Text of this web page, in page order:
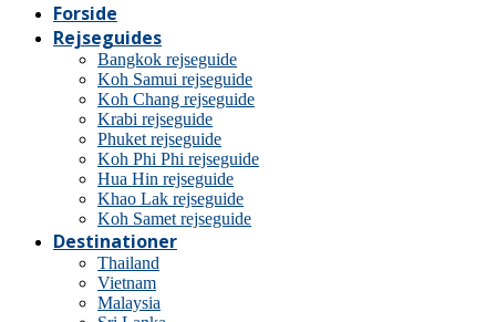
Forside
Rejseguides
Bangkok rejseguide
Koh Samui rejseguide
Koh Chang rejseguide
Krabi rejseguide
Phuket rejseguide
Koh Phi Phi rejseguide
Hua Hin rejseguide
Khao Lak rejseguide
Koh Samet rejseguide
Destinationer
Thailand
Vietnam
Malaysia